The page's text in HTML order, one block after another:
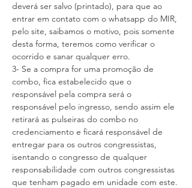
deverá ser salvo (printado), para que ao
entrar em contato com o whatsapp do MIR,
pelo site, saibamos o motivo, pois somente
desta forma, teremos como verificar o
ocorrido e sanar qualquer erro.
3- Se a compra for uma promoção de
combo, fica estabelecido que o
responsável pela compra será o
responsável pelo ingresso, sendo assim ele
retirará as pulseiras do combo no
credenciamento e ficará responsável de
entregar para os outros congressistas,
isentando o congresso de qualquer
responsabilidade com outros congressistas
que tenham pagado em unidade com este.